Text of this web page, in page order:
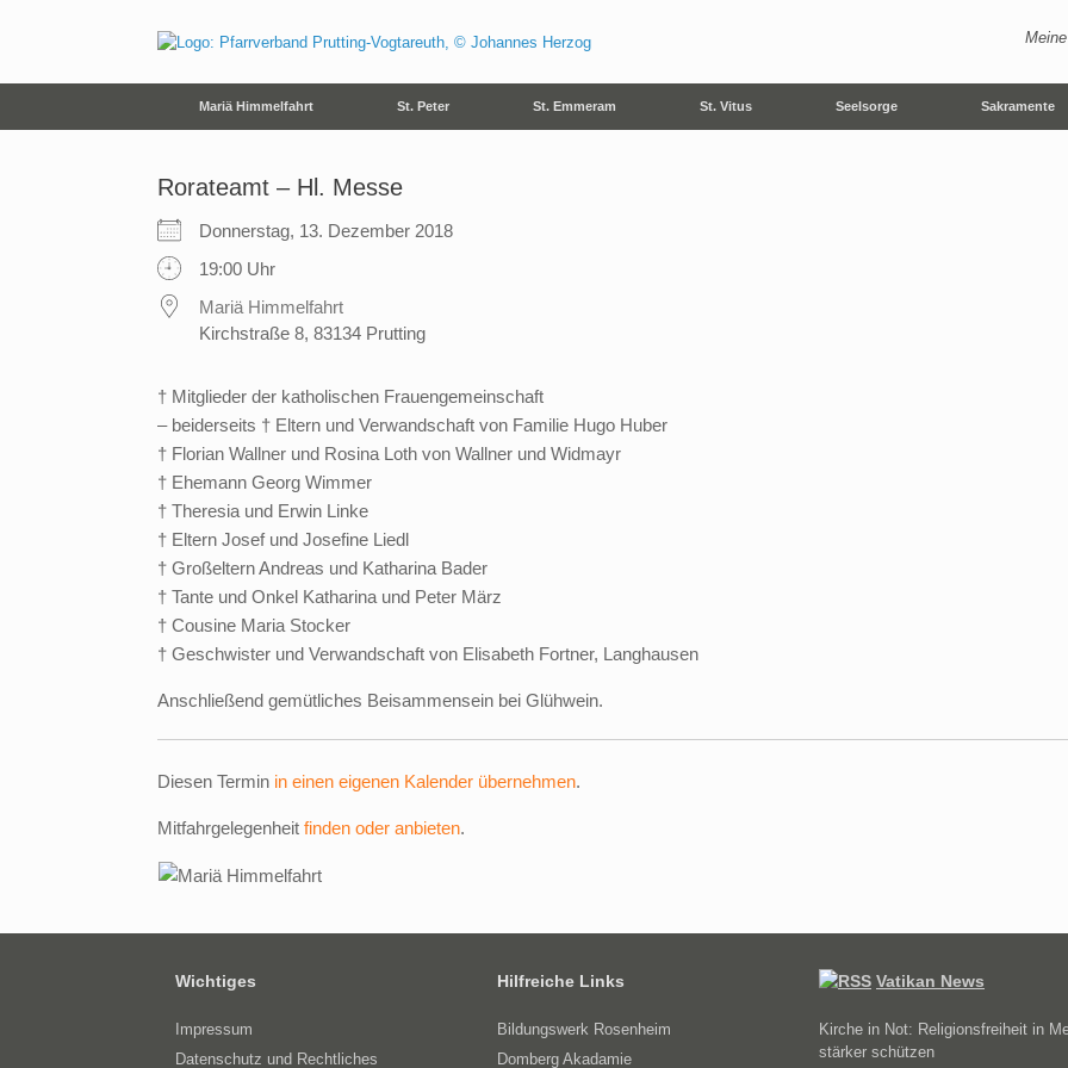
Mariä Himmelfahrt St. Peter St. Emmeram St. Vitus Seelsorge Sakramente
Rorateamt – Hl. Messe
Donnerstag, 13. Dezember 2018
19:00 Uhr
Mariä Himmelfahrt
Kirchstraße 8, 83134 Prutting
† Mitglieder der katholischen Frauengemeinschaft
– beiderseits † Eltern und Verwandschaft von Familie Hugo Huber
† Florian Wallner und Rosina Loth von Wallner und Widmayr
† Ehemann Georg Wimmer
† Theresia und Erwin Linke
† Eltern Josef und Josefine Liedl
† Großeltern Andreas und Katharina Bader
† Tante und Onkel Katharina und Peter März
† Cousine Maria Stocker
† Geschwister und Verwandschaft von Elisabeth Fortner, Langhausen
Anschließend gemütliches Beisammensein bei Glühwein.
Diesen Termin in einen eigenen Kalender übernehmen.
Mitfahrgelegenheit finden oder anbieten.
Wichtiges
Impressum
Datenschutz und Rechtliches
Hilfreiche Links
Bildungswerk Rosenheim
Domberg Akadamie
Vatikan News
Kirche in Not: Religionsfreiheit in
stärker schützen